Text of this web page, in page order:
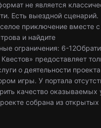
не является
Есть выездной сценарий.
приключение вместе
и найдите
ограничения: 6-
предоставляет
о деятельности
игры. У портала
качество оказываемых
собрана из открытых